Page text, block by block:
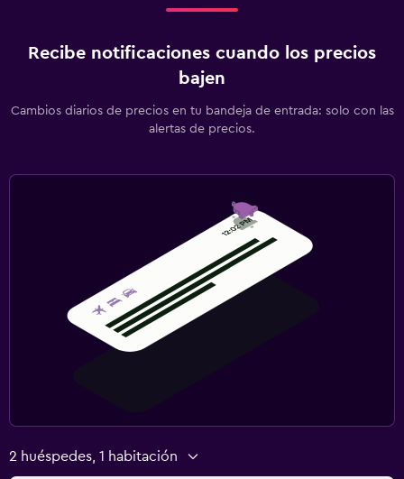
Recibe notificaciones cuando los precios
bajen
Cambios diarios de precios en tu bandeja de entrada: solo con las
alertas de precios.
2 huéspedes, 1 habitación